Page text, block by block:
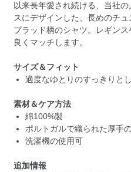
以来長年愛され続ける、当社
スにデザインした、長めのチ
プラッド柄のシャツ。レギン
良くマッチします。
サイズ＆フィット
適度なゆとりのすっきりと
素材＆ケア方法
綿100%製
ポルトガルで織られた厚手
洗濯機の使用可
追加情報